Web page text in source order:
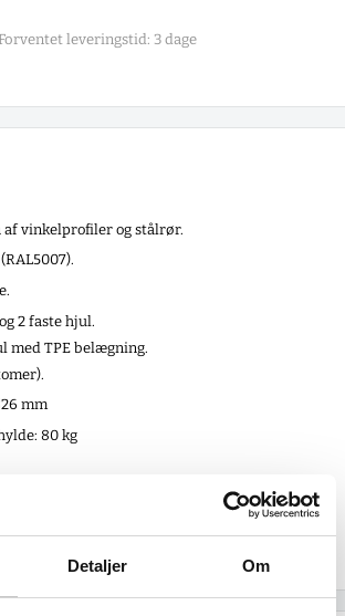
Detaljer Om
Forventet leveringstid: 3 dage
vinkelprofiler og stålrør.
2 faste hjul.
med TPE belægning.
mm
80 kg